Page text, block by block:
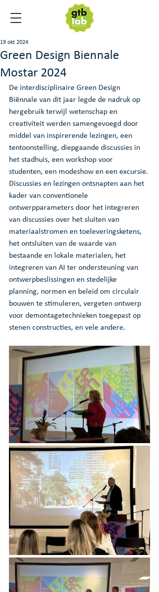
Green Design Biennale
Mostar 2024
19 okt 2024
De interdisciplinaire Green Design
Biënnale van dit jaar legde de nadruk op
hergebruik terwijl wetenschap en
creativiteit werden samengevoegd door
middel van inspirerende lezingen, een
tentoonstelling, diepgaande discussies in
het stadhuis, een workshop voor
studenten, een modeshow en een excursie.
Discussies en lezingen ontsnapten aan het
kader van conventionele
ontwerpparameters door het integreren
van discussies over het sluiten van
materiaalstromen en toeleveringsketens,
het ontsluiten van de waarde van
bestaande en lokale materialen, het
integreren van AI ter ondersteuning van
ontwerpbeslissingen en stedelijke
planning, normen en beleid om circulair
bouwen te stimuleren, vergeten ontwerp
voor demontagetechnieken toegepast op
stenen constructies, en vele andere.